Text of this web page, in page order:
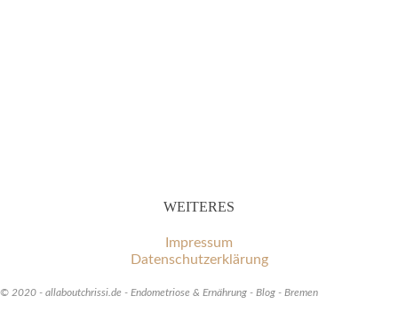
WEITERES
Impressum
Datenschutzerklärung
© 2020 - allaboutchrissi.de - Endometriose & Ernährung - Blog - Bremen